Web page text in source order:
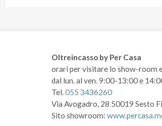
Oltreincasso by Per Casa
orari per visitare lo show-room
dal lun. al ven. 9:00-13:00 e
Tel.055 3436260
Via Avogadro, 28 50019 Sesto
Sito showroom: